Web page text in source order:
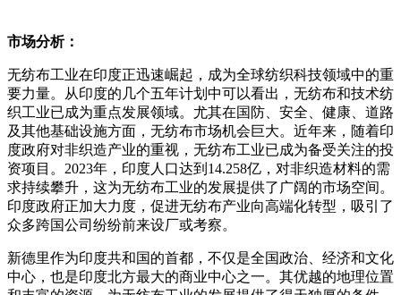
市场分析：
无纺布工业在印度正迅速崛起，成为全球纺织科技领域中的重
要力量。从印度的几个五年计划中可以看出，无纺布和技术纺
织工业已成为重点发展领域。尤其在国防、安全、健康、道路
及其他基础设施方面，无纺布市场机会巨大。近年来，随着印
度政府对非织造产业的重视，无纺布工业已成为备受关注的投
资项目。2023年，印度人口达到14.258亿，对非织造材料的需
求持续攀升，这为无纺布工业的发展提供了广阔的市场空间。
印度政府正加大力度，促进无纺布产业向高端化转型，吸引了
众多跨国公司纷纷前来设厂或考察。
新德里作为印度共和国的首都，不仅是全国政治、经济和文化
中心，也是印度北方最大的商业中心之一。其优越的地理位置